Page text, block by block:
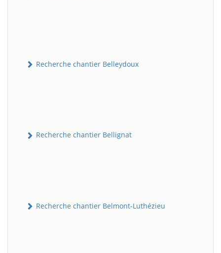
Recherche chantier Belleydoux
Recherche chantier Bellignat
Recherche chantier Belmont-Luthézieu